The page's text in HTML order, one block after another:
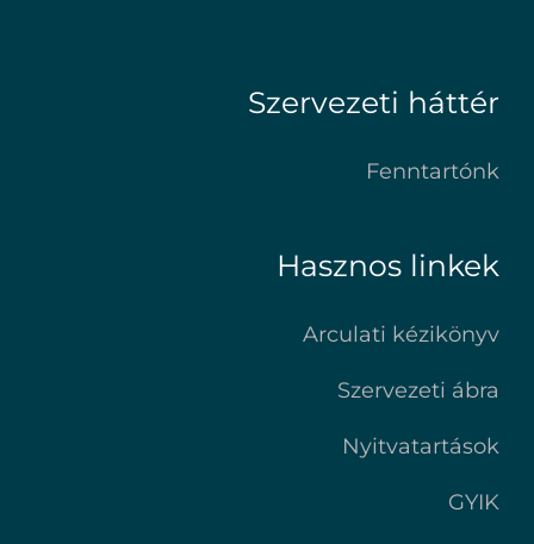
Szervezeti háttér
Fenntartónk
Hasznos linkek
Arculati kézikönyv
Szervezeti ábra
Nyitvatartások
GYIK